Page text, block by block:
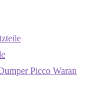
Picco Waran